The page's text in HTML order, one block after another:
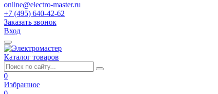
online@electro-master.ru
+7 (495) 640-42-62
Заказать звонок
Вход
Каталог товаров
0
Избранное